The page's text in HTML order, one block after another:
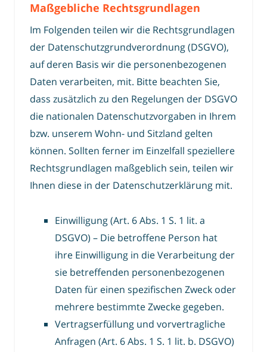
Maßgebliche Rechtsgrundlagen
Im Folgenden teilen wir die Rechtsgrundlagen
der Datenschutzgrundverordnung (DSGVO),
auf deren Basis wir die personenbezogenen
Daten verarbeiten, mit. Bitte beachten Sie,
dass zusätzlich zu den Regelungen der DSGVO
die nationalen Datenschutzvorgaben in Ihrem
bzw. unserem Wohn- und Sitzland gelten
können. Sollten ferner im Einzelfall speziellere
Rechtsgrundlagen maßgeblich sein, teilen wir
Ihnen diese in der Datenschutzerklärung mit.
Einwilligung (Art. 6 Abs. 1 S. 1 lit. a
DSGVO) – Die betroffene Person hat
ihre Einwilligung in die Verarbeitung der
sie betreffenden personenbezogenen
Daten für einen spezifischen Zweck oder
mehrere bestimmte Zwecke gegeben.
Vertragserfüllung und vorvertragliche
Anfragen (Art. 6 Abs. 1 S. 1 lit. b. DSGVO)